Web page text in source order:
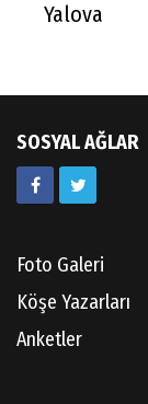
Yalova
SOSYAL AĞLAR
Foto Galeri
Köşe Yazarları
Anketler